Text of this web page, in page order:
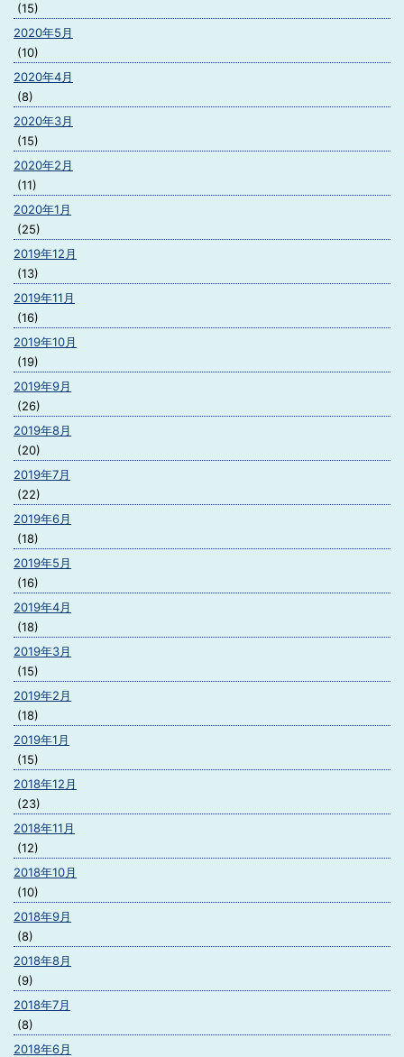
(15)
2020年5月
(10)
2020年4月
(8)
2020年3月
(15)
2020年2月
(11)
2020年1月
(25)
2019年12月
(13)
2019年11月
(16)
2019年10月
(19)
2019年9月
(26)
2019年8月
(20)
2019年7月
(22)
2019年6月
(18)
2019年5月
(16)
2019年4月
(18)
2019年3月
(15)
2019年2月
(18)
2019年1月
(15)
2018年12月
(23)
2018年11月
(12)
2018年10月
(10)
2018年9月
(8)
2018年8月
(9)
2018年7月
(8)
2018年6月